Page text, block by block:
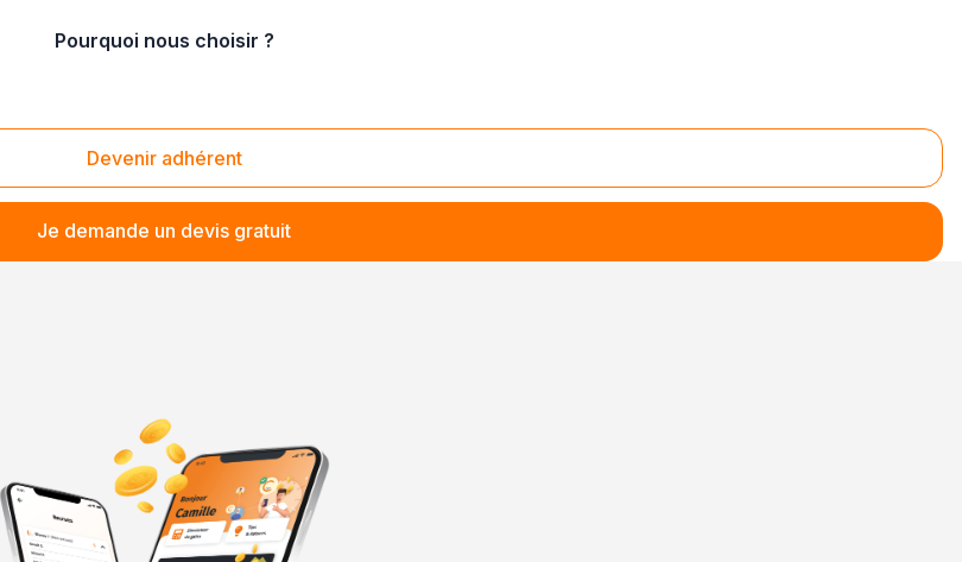
Pourquoi nous choisir ?
Devenir adhérent
Je demande un devis gratuit
mérite une réponse personnalisée